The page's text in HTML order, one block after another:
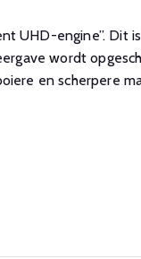
UHD-engine”. Dit
wordt
en scherpere